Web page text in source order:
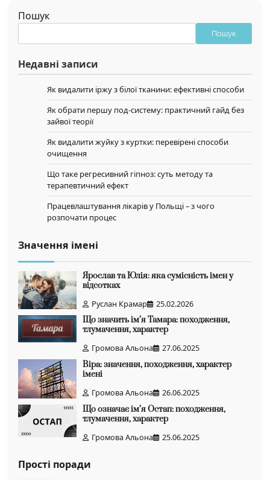
Пошук
Пошук
Недавні записи
Як видалити іржу з білої тканини: ефективні способи
Як обрати першу под-систему: практичний гайд без
зайвої теорії
Як видалити жуйку з куртки: перевірені способи
очищення
Що таке регресивний гіпноз: суть методу та
терапевтичний ефект
Працевлаштування лікарів у Польщі – з чого
розпочати процес
Значення імені
Ярослав та Юлія: яка сумісність імен у
відсотках
Руслан Крамар
25.02.2026
Що значить ім’я Тамара: походження,
тлумачення, характер
Громова Альона
27.06.2025
Віра: значення, походження, характер
імені
Громова Альона
26.06.2025
Що означає ім’я Остап: походження,
тлумачення, характер
Громова Альона
25.06.2025
Прості поради